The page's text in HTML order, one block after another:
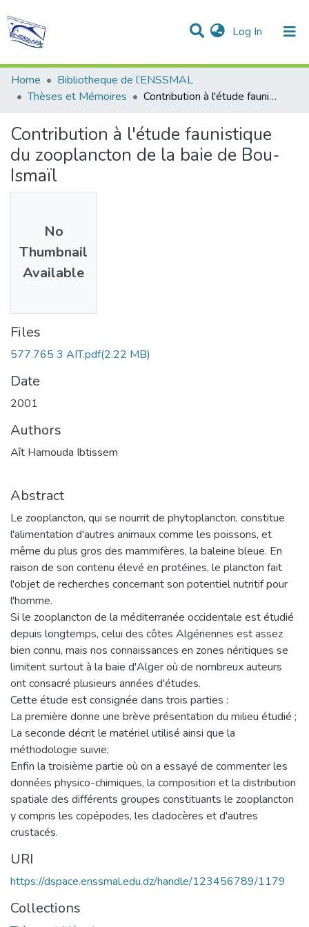
Log In (current)
Communities & Collections
Statistics
All of DSpace
Home
Bibliotheque de l’ENSSMAL
Thèses et Mémoires
Contribution à l'étude faunistique du zooplancton de la baie de Bou-Ismaïl
Contribution à l'étude faunistique
du zooplancton de la baie de Bou-
Ismaïl
No
Thumbnail
Available
Files
577.765 3 AIT.pdf(2.22 MB)
Date
2001
Authors
Aît Hamouda Ibtissem
Abstract
Le zooplancton, qui se nourrit de phytoplancton, constitue
l'alimentation d'autres animaux comme les poissons, et
même du plus gros des mammifères, la baleine bleue. En
raison de son contenu élevé en protéines, le plancton fait
l'objet de recherches concernant son potentiel nutritif pour
l'homme.
Si le zooplancton de la méditerranée occidentale est étudié
depuis longtemps, celui des côtes Algériennes est assez
bien connu, mais nos connaissances en zones néritiques se
limitent surtout à la baie d'Alger où de nombreux auteurs
ont consacré plusieurs années d'études.
Cette étude est consignée dans trois parties :
La première donne une brève présentation du milieu étudié ;
La seconde décrit le matériel utilisé ainsi que la
méthodologie suivie;
Enfin la troisième partie où on a essayé de commenter les
données physico-chimiques, la composition et la distribution
spatiale des différents groupes constituants le zooplancton
y compris les copépodes, les cladocères et d'autres
crustacés.
URI
https://dspace.enssmal.edu.dz/handle/123456789/1179
Collections